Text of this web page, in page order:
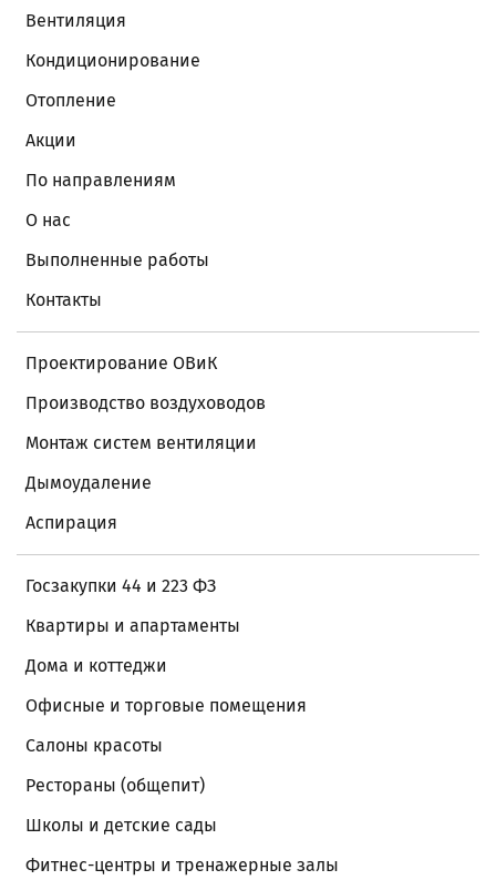
Вентиляция
Кондиционирование
Отопление
Акции
По направлениям
О нас
Выполненные работы
Контакты
Проектирование ОВиК
Производство воздуховодов
Монтаж систем вентиляции
Дымоудаление
Аспирация
Госзакупки 44 и 223 ФЗ
Квартиры и апартаменты
Дома и коттеджи
Офисные и торговые помещения
Салоны красоты
Рестораны (общепит)
Школы и детские сады
Фитнес-центры и тренажерные залы